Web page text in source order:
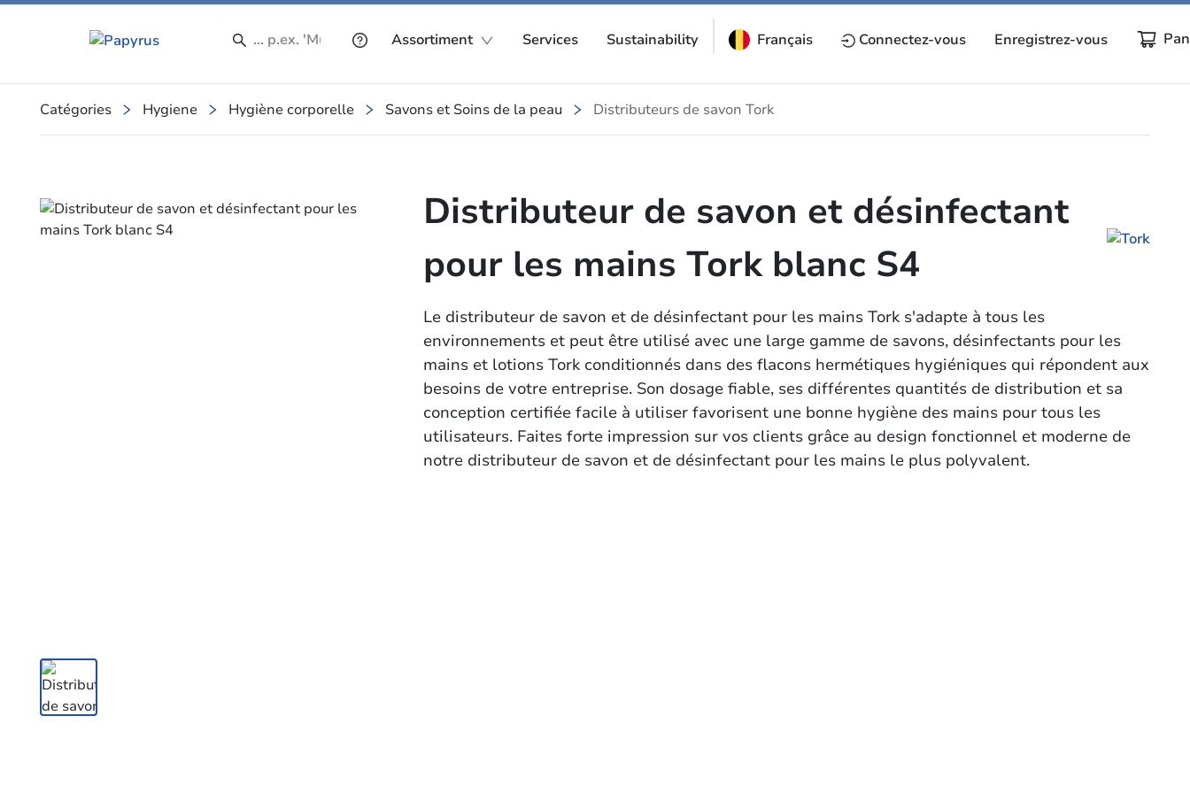
Assortiment Services Sustainability Français Connectez-vous Enregistrez-vous
Catégories Hygiene Hygiène corporelle Savons et Soins de la peau Distributeurs de savon Tork
Slide 1 of 1
Distributeur de savon et désinfectant
pour les mains Tork blanc S4
Le distributeur de savon et de désinfectant pour les mains Tork s'adapte à tous les
environnements et peut être utilisé avec une large gamme de savons, désinfectants pour les
mains et lotions Tork conditionnés dans des flacons hermétiques hygiéniques qui répondent aux
besoins de votre entreprise. Son dosage fiable, ses différentes quantités de distribution et sa
conception certifiée facile à utiliser favorisent une bonne hygiène des mains pour tous les
utilisateurs. Faites forte impression sur vos clients grâce au design fonctionnel et moderne de
notre distributeur de savon et de désinfectant pour les mains le plus polyvalent.